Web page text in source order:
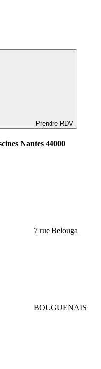
Prendre RDV
Nantes 44000
7 rue Belouga
BOUGUENAIS